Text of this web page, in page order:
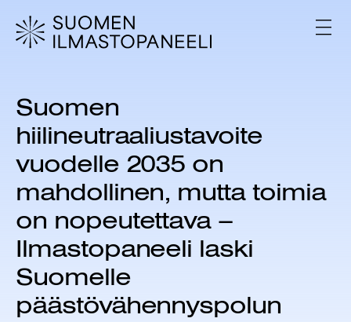
V
A
Suomen
hiilineutraaliustavoite
vuodelle 2035 on
mahdollinen, mutta toimia
on nopeutettava –
Ilmastopaneeli laski
Suomelle
päästövähennyspolun